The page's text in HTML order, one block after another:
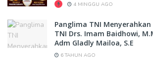
4 MINGGU AGO
Panglima TNI
TNI Drs. Imam Baidhowi,
Adm Gladly Mailoa, S.E
6 TAHUN AGO